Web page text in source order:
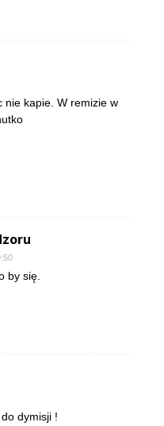
nie kapie. W remizie w
by się.
dymisji !